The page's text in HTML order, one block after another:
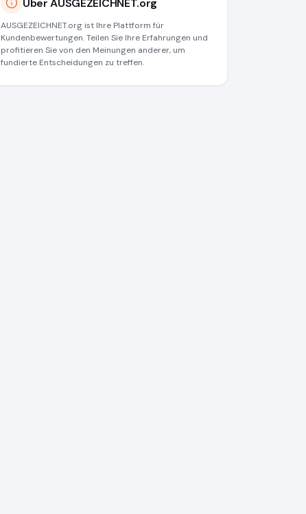
AUSGEZEICHNET.org ist Ihre Plattform für
Kundenbewertungen. Teilen Sie Ihre Erfahrungen und
profitieren Sie von den Meinungen anderer, um
fundierte Entscheidungen zu treffen.